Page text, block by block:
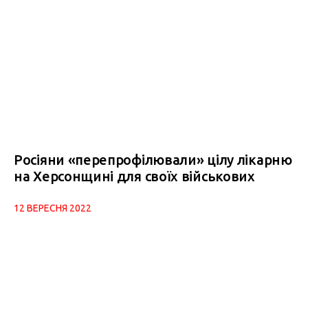
Росіяни «перепрофілювали» цілу лікарню
на Херсонщині для своїх військових
12 ВЕРЕСНЯ 2022